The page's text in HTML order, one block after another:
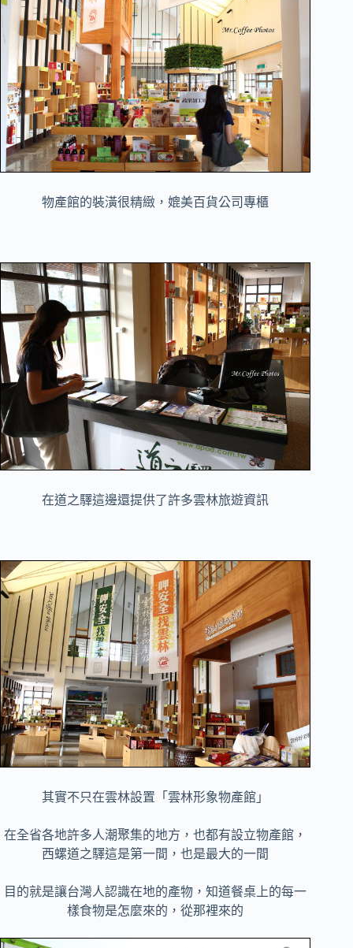
物產館的裝潢很精緻，媲美百貨公司專櫃
在道之驛這邊還提供了許多雲林旅遊資訊
其實不只在雲林設置「雲林形象物產館」
在全省各地許多人潮聚集的地方，也都有設立物產館，
西螺道之驛這是第一間，也是最大的一間
目的就是讓台灣人認識在地的產物，知道餐桌上的每一
樣食物是怎麼來的，從那裡來的